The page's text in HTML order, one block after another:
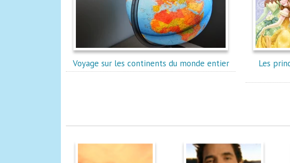
Voyage sur les continents du monde entier
Les